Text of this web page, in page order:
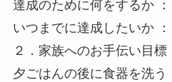
達成のために何をするか ：
いつまでに達成したいか ：
２．家族へのお手伝い目標
夕ごはんの後に食器を洗う